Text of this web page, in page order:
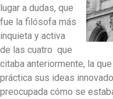
lugar a dudas, que
fue la filósofa más
inquieta y activa
de las cuatro que
citaba anteriormente, la
práctica sus ideas
preocupada cómo se